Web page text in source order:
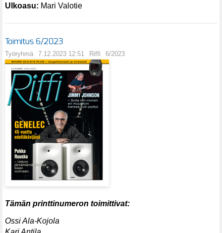
Ulkoasu: Mari Valotie
Toimitus 6/2023
Työryhmä 7.12.2023 12:51 Riffi 6/2023
Tämän printtinumeron toimittivat:
Ossi Ala-Kojola